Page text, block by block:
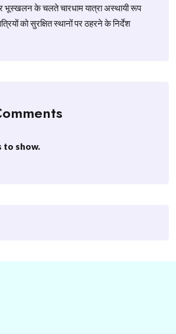
भूस्खलन के चलते चारधाम यात्रा अस्थायी रूप
को सुरक्षित स्थानों पर ठहरने के निर्देश
to show.